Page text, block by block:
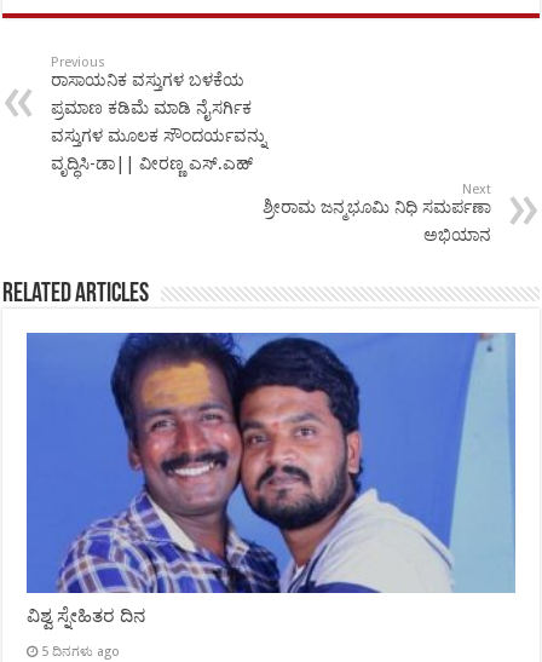
Previous
ರಾಸಾಯನಿಕ ವಸ್ತುಗಳ ಬಳಕೆಯ
ಪ್ರಮಾಣ ಕಡಿಮೆ ಮಾಡಿ ನೈಸರ್ಗಿಕ
ವಸ್ತುಗಳ ಮೂಲಕ ಸೌಂದರ್ಯವನ್ನು
ವೃದ್ಧಿಸಿ-ಡಾ|| ವೀರಣ್ಣ ಎಸ್.ಎಹ್
Next
ಶ್ರೀರಾಮ ಜನ್ಮಭೂಮಿ ನಿಧಿ ಸಮರ್ಪಣಾ
ಅಭಿಯಾನ
Related Articles
ವಿಶ್ವ ಸ್ನೇಹಿತರ ದಿನ
5 ದಿನಗಳು ago